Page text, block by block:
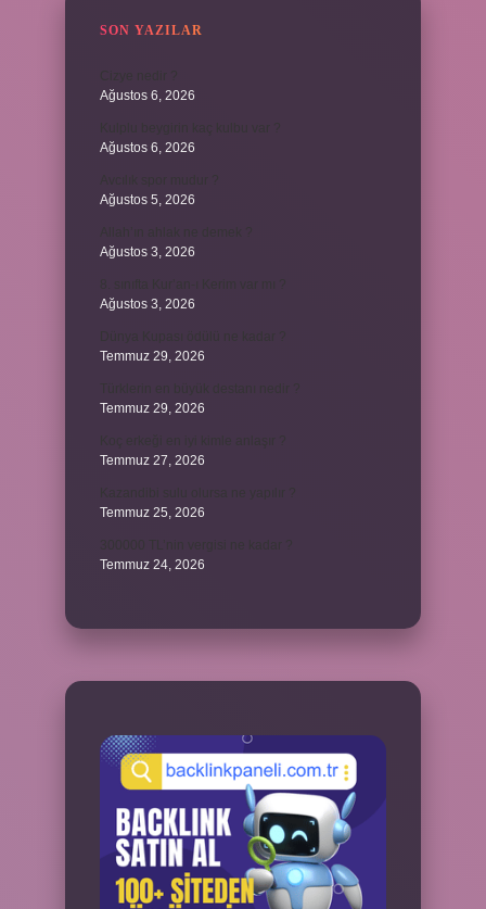
SON YAZILAR
Ağustos 6, 2026
Ağustos 6, 2026
Ağustos 5, 2026
Ağustos 3, 2026
Ağustos 3, 2026
Temmuz 29, 2026
Temmuz 29, 2026
Temmuz 27, 2026
Temmuz 25, 2026
Temmuz 24, 2026